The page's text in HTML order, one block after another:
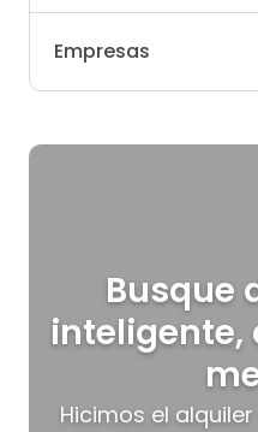
Empresas
Busque
inteligente,
Hicimos el